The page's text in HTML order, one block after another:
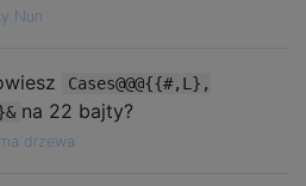
Nun
Cases@@@{{#,L},
na 22 bajty?
drzewa